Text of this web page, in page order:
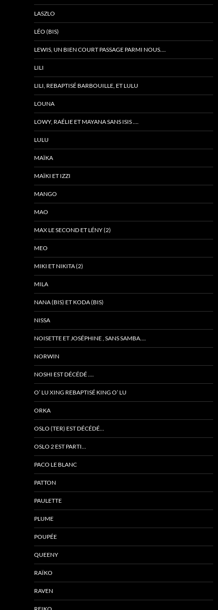
LASZLO
LÉO (BIS)
LEWIS, UN BIEN COURT PASSAGE PARMI NOUS….
LILI
LILI, REBAPTISÉ BARBOUILLE, ET LULU
LOUNA
LOWY, RAÉLIE ET MAYANA SANS ISIS ….
LULU
MAÏKA
MAÏKI ET IZZI
MANGO
MAO
MAX LE SECOND ET LÉNY (2)
MEO
MIKI ET NIKITA (2)
MILA
NANA (BIS) ET KODA (BIS)
NISSA
NOISETTE ET JOSÉPHINE , SANS SAMBA….
NORWIN
NOSHI EST DÉCÉDÉ ….
O’ LU XING REBAPTISÉ KING O’ LU
ORKA
OSLO (TER) EST DÉCÉDÉ…
OSLO 2 EST PARTI…
PACO LE BLANC
PATTON
PAULETTE
PLUME
POUPÉE
QUEENY
RAÏKO
RAVEN